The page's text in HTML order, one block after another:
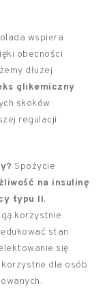
wspiera
obecności
dłużej
glikemiczny
skoków
regulacji
Spożycie
na insulinę
typu II.
korzystnie
stan
się
dla osób